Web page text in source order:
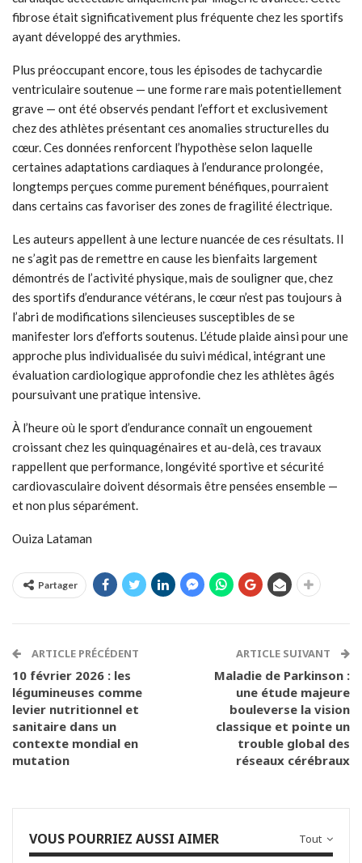
fibrose était significativement plus fréquente chez les sportifs
ayant développé des arythmies.
Plus préoccupant encore, tous les épisodes de tachycardie
ventriculaire soutenue — une forme rare mais potentiellement
grave — ont été observés pendant l’effort et exclusivement
chez des athlètes présentant ces anomalies structurelles du
cœur. Ces données renforcent l’hypothèse selon laquelle
certaines adaptations cardiaques à l’endurance prolongée,
longtemps perçues comme purement bénéfiques, pourraient
dans certains cas favoriser des zones de fragilité électrique.
Les auteurs appellent à une lecture nuancée de ces résultats. Il
ne s’agit pas de remettre en cause les bienfaits largement
démontrés de l’activité physique, mais de souligner que, chez
des sportifs d’endurance vétérans, le cœur n’est pas toujours à
l’abri de modifications silencieuses susceptibles de se
manifester lors d’efforts soutenus. L’étude plaide ainsi pour une
approche plus individualisée du suivi médical, intégrant une
évaluation cardiologique approfondie chez les athlètes âgés
poursuivant une pratique intensive.
À l’heure où le sport d’endurance connaît un engouement
croissant chez les quinquagénaires et au-delà, ces travaux
rappellent que performance, longévité sportive et sécurité
cardiovasculaire doivent désormais être pensées ensemble —
et non plus séparément.
Ouiza Lataman
Partager
ARTICLE PRÉCÉDENT
10 février 2026 : les
légumineuses comme
levier nutritionnel et
sanitaire dans un
contexte mondial en
mutation
ARTICLE SUIVANT
Maladie de Parkinson :
une étude majeure
bouleverse la vision
classique et pointe un
trouble global des
réseaux cérébraux
Tout
VOUS POURRIEZ AUSSI AIMER